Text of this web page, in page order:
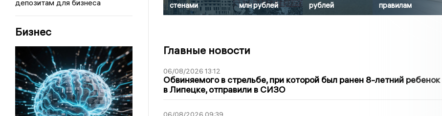
депозитам для бизнеса
Бизнес
стенами
млн рублей
рублей
правилам
Главные новости
06/08/2026 13:12
Обвиняемого в стрельбе, при которой был ранен 8-летний ребенок
в Липецке, отправили в СИЗО